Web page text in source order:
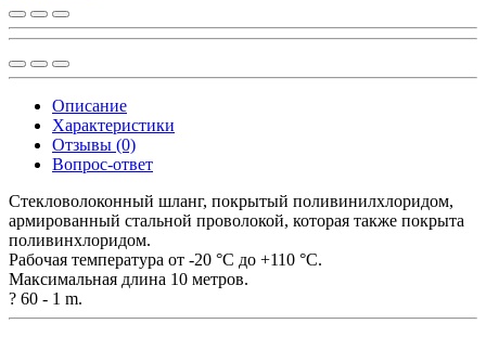
Описание
Характеристики
Отзывы (0)
Вопрос-ответ
Стекловолоконный шланг, покрытый поливинилхлоридом,
армированный стальной проволокой, которая также покрыта
поливинхлоридом.
Рабочая температура от -20 °C до +110 °C.
Максимальная длина 10 метров.
? 60 - 1 m.